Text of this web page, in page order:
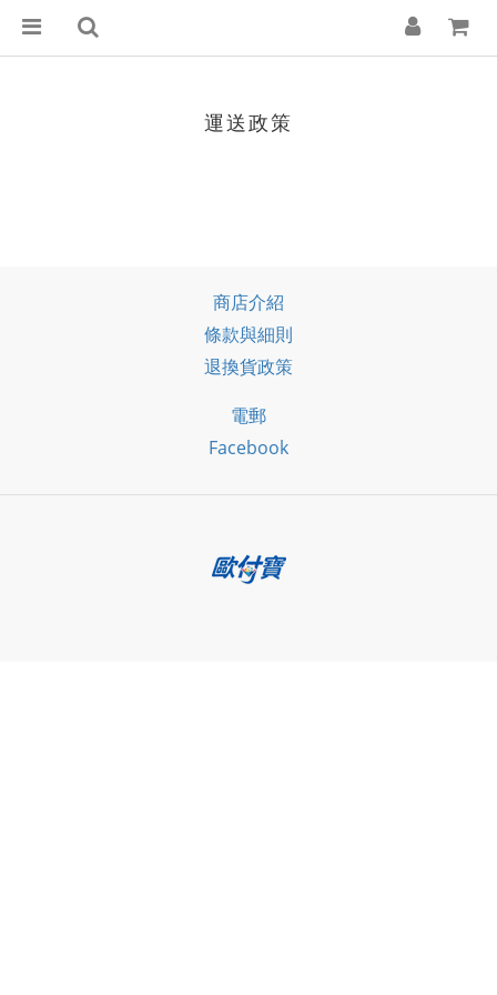
運送政策
商店介紹
條款與細則
退換貨政策
電郵
Facebook